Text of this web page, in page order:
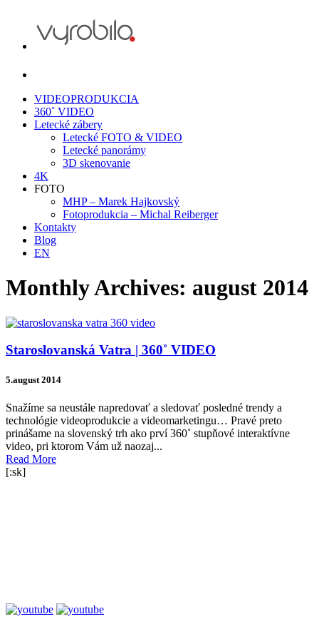
VIDEOPRODUKCIA
360˚ VIDEO
Letecké zábery
Letecké FOTO & VIDEO
Letecké panorámy
3D skenovanie
4K
FOTO
MHP – Marek Hajkovský
Fotoprodukcia – Michal Reiberger
Kontakty
Blog
EN
Monthly Archives: august 2014
Staroslovanská Vatra | 360˚ VIDEO
5.august 2014
Snažíme sa neustále napredovať a sledovať posledné trendy a
technológie videoprodukcie a videomarketingu… Pravé preto
prinášame na slovenský trh ako prví 360˚ stupňové interaktívne
video, pri ktorom Vám už naozaj...
Read More
[:sk]